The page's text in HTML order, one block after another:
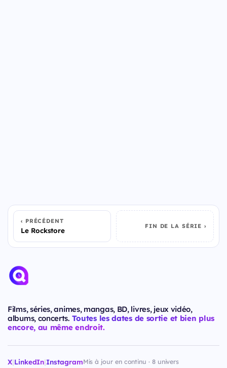
PRÉCÉDENT
Le Rockstore FIN DE LA SÉRIE
Films, séries, animes, mangas, BD, livres, jeux vidéo,
albums, concerts. Toutes les dates de sortie et bien plus
encore, au même endroit.
X|LinkedIn|InstagramMis à jour en continu · 8 univers